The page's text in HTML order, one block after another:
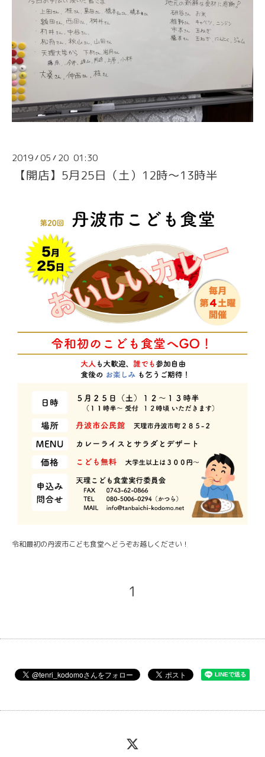
2019/05 / 20 01:30
【開店】5月25日（土）12時〜13時半
令和最初の丹波市こども食堂へどうぞお越しください！
1